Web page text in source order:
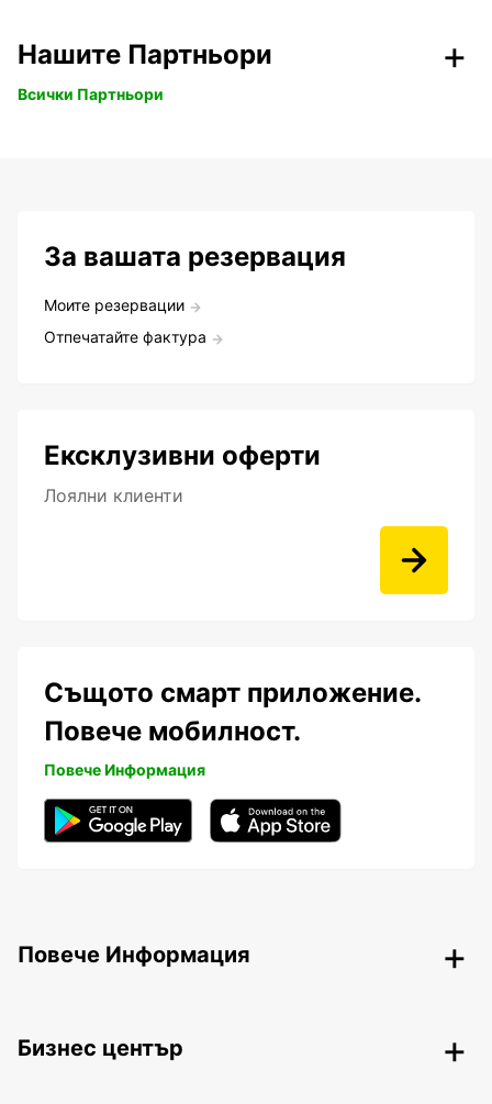
Нашите Партньори
Всички Партньори
За вашата резервация
Моите резервации
Отпечатайте фактура
Ексклузивни оферти
Лоялни клиенти
Същото смарт приложение.
Повече мобилност.
Повече Информация
Повече Информация
Бизнес център